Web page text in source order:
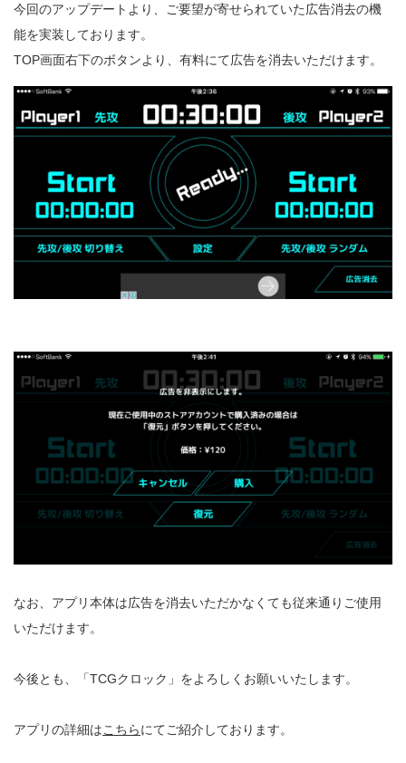
今回のアップデートより、ご要望が寄せられていた広告消去の機
能を実装しております。
TOP画面右下のボタンより、有料にて広告を消去いただけます。
なお、アプリ本体は広告を消去いただかなくても従来通りご使用
いただけます。
今後とも、「TCGクロック」をよろしくお願いいたします。
アプリの詳細はこちらにてご紹介しております。